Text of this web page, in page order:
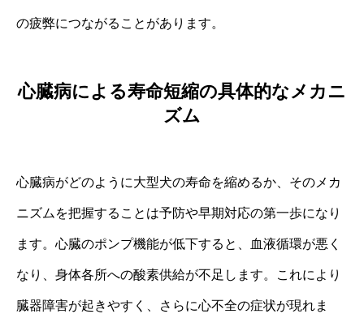
の疲弊につながることがあります。
心臓病による寿命短縮の具体的なメカニ
ズム
心臓病がどのように大型犬の寿命を縮めるか、そのメカ
ニズムを把握することは予防や早期対応の第一歩になり
ます。心臓のポンプ機能が低下すると、血液循環が悪く
なり、身体各所への酸素供給が不足します。これにより
臓器障害が起きやすく、さらに心不全の症状が現れま